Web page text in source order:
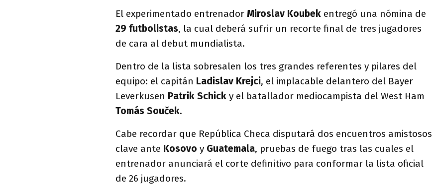
El experimentado entrenador Miroslav Koubek entregó una nómina de
29 futbolistas, la cual deberá sufrir un recorte final de tres jugadores
de cara al debut mundialista.
Dentro de la lista sobresalen los tres grandes referentes y pilares del
equipo: el capitán Ladislav Krejci, el implacable delantero del Bayer
Leverkusen Patrik Schick y el batallador mediocampista del West Ham
Tomás Souček.
Cabe recordar que República Checa disputará dos encuentros amistosos
clave ante Kosovo y Guatemala, pruebas de fuego tras las cuales el
entrenador anunciará el corte definitivo para conformar la lista oficial
de 26 jugadores.